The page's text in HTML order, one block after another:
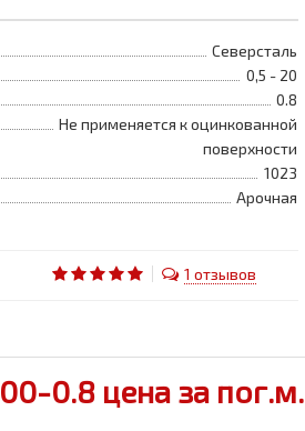
Северсталь
0,5 - 20
0.8
Не применяется к оцинкованной
поверхности
1023
Арочная
1 отзывов
0.8 цена за пог.м.